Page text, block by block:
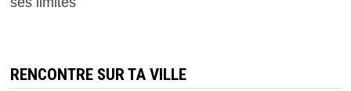
RENCONTRE SUR TA VILLE